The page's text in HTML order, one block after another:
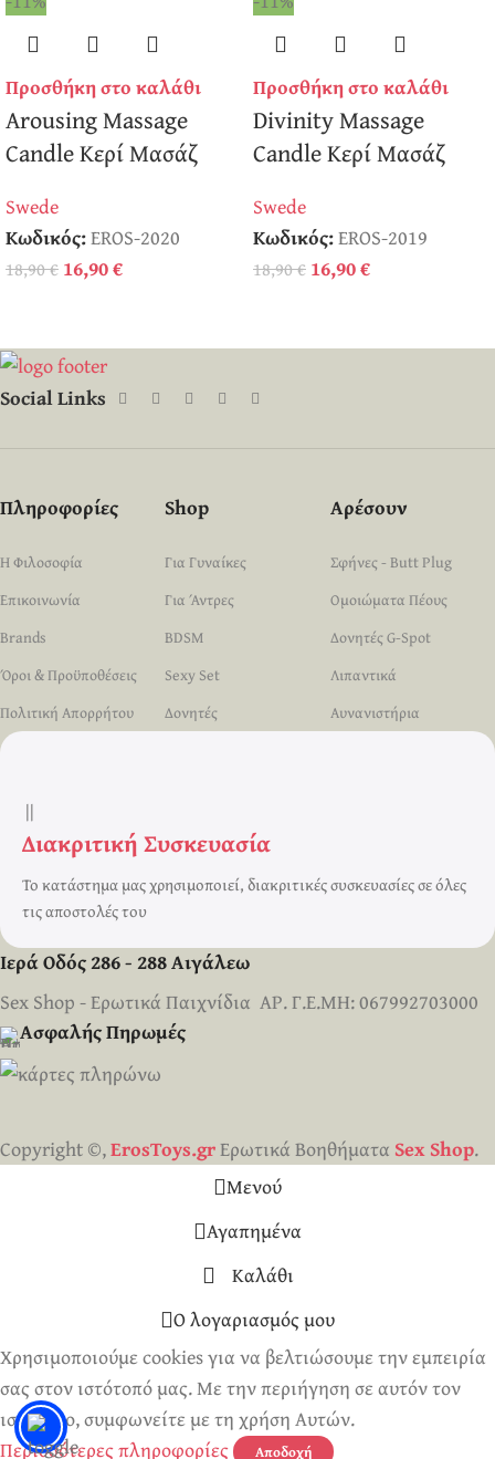
Προσθήκη στο καλάθι
Arousing Massage
Candle Κερί Μασάζ
Swede
Κωδικός:EROS-2020
18,90€ 16,90€
Προσθήκη στο καλάθι
Divinity Massage
Candle Κερί Μασάζ
Swede
Κωδικός:EROS-2019
18,90€ 16,90€
Social Links
Πληροφορίες
Η Φιλοσοφία
Επικοινωνία
Brands
Όροι & Προϋποθέσεις
Πολιτική Απορρήτου
Shop
Για Γυναίκες
Για Άντρες
BDSM
Sexy Set
Δονητές
Αρέσουν
Σφήνες - Butt Plug
Ομοιώματα Πέους
Δονητές G-Spot
Λιπαντικά
Αυνανιστήρια
||
Διακριτική Συσκευασία
Το κατάστημα μας χρησιμοποιεί, διακριτικές συσκευασίες σε όλες
τις αποστολές του
Ιερά Οδός 286 - 288 Αιγάλεω
Sex Shop - Ερωτικά Παιχνίδια ΑΡ. Γ.Ε.ΜΗ: 067992703000
Ασφαλής Πηρωμές
Copyright ©,ErosToys.grΕρωτικά Βοηθήματα Sex Shop.
Μενού
Αγαπημένα
Καλάθι
Ο λογαριασμός μου
Χρησιμοποιούμε cookies για να βελτιώσουμε την εμπειρία
σας στον ιστότοπό μας. Με την περιήγηση σε αυτόν τον
ιστότοπο, συμφωνείτε με τη χρήση Αυτών.
Περισσότερες πληροφορίες
Αποδοχή